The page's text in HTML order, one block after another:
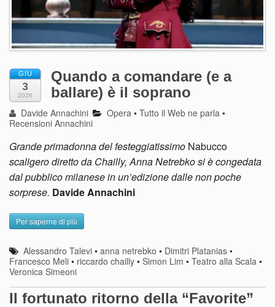
GIU
3
2026
Quando a comandare (e a
ballare) è il soprano
Davide Annachini Opera •Tutto il Web ne parla •
Recensioni Annachini
Grande primadonna del festeggiatissimo Nabucco
scaligero diretto da Chailly, Anna Netrebko si è congedata
dal pubblico milanese in un’edizione dalle non poche
sorprese. Davide Annachini
Per saperne di più
Alessandro Talevi •anna netrebko • Dimitri Platanias •
Francesco Meli • riccardo chailly • Simon Lim • Teatro alla Scala •
Veronica Simeoni
Il fortunato ritorno della “Favorite”